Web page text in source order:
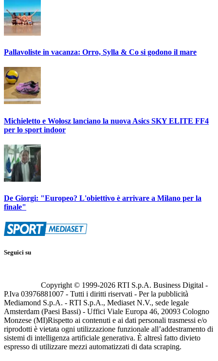
Pallavoliste in vacanza: Orro, Sylla & Co si godono il mare
Michieletto e Wołosz lanciano la nuova Asics SKY ELITE FF4
per lo sport indoor
De Giorgi: "Europeo? L'obiettivo è arrivare a Milano per la
finale"
Seguici su
Copyright © 1999-2026 RTI S.p.A. Business Digital -
P.Iva 03976881007 - Tutti i diritti riservati - Per la pubblicità
Mediamond S.p.A. - RTI S.p.A., Mediaset N.V., sede legale
Amsterdam (Paesi Bassi) - Uffici Viale Europa 46, 20093 Cologno
Monzese (MI)Rispetto ai contenuti e ai dati personali trasmessi e/o
riprodotti è vietata ogni utilizzazione funzionale all’addestramento di
sistemi di intelligenza artificiale generativa. È altresì fatto divieto
espresso di utilizzare mezzi automatizzati di data scraping.